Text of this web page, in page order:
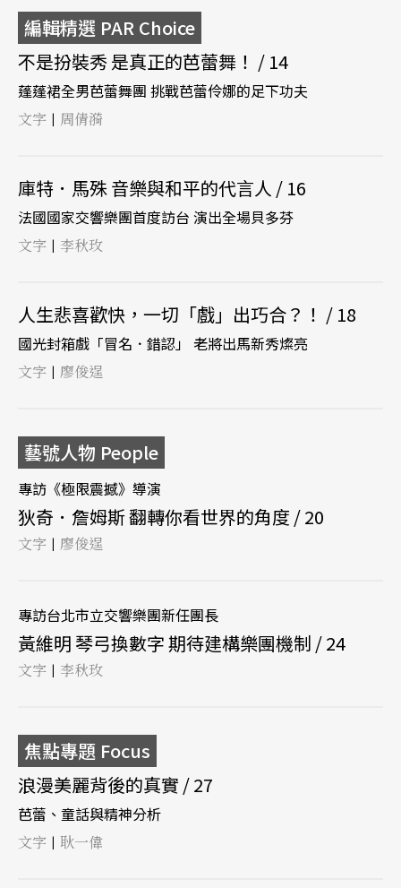
編輯精選 PAR Choice
不是扮裝秀 是真正的芭蕾舞！ / 14
蓬蓬裙全男芭蕾舞團 挑戰芭蕾伶娜的足下功夫
文字 | 周倩漪
庫特．馬殊 音樂與和平的代言人 / 16
法國國家交響樂團首度訪台 演出全場貝多芬
文字 | 李秋玫
人生悲喜歡快，一切「戲」出巧合？！ / 18
國光封箱戲「冒名．錯認」 老將出馬新秀燦亮
文字 | 廖俊逞
藝號人物 People
專訪《極限震撼》導演
狄奇．詹姆斯 翻轉你看世界的角度 / 20
文字 | 廖俊逞
專訪台北市立交響樂團新任團長
黃維明 琴弓換數字 期待建構樂團機制 / 24
文字 | 李秋玫
焦點專題 Focus
浪漫美麗背後的真實 / 27
芭蕾、童話與精神分析
文字 | 耿一偉